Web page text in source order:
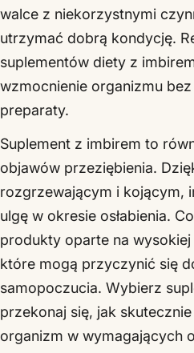
walce z niekorzystnymi
utrzymać dobrą kondycję.
suplementów diety z
wzmocnienie organizmu
preparaty.
Suplement z imbirem to
objawów przeziębienia.
rozgrzewającym i kojącym,
ulgę w okresie osłabienia.
produkty oparte na wysokiej
które mogą przyczynić się
samopoczucia. Wybierz
przekonaj się, jak
organizm w wymagających